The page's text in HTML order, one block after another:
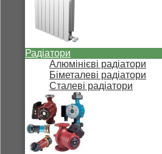
Радіатори
Алюмінієві радіатори
Біметалеві радіатори
Сталеві радіатори